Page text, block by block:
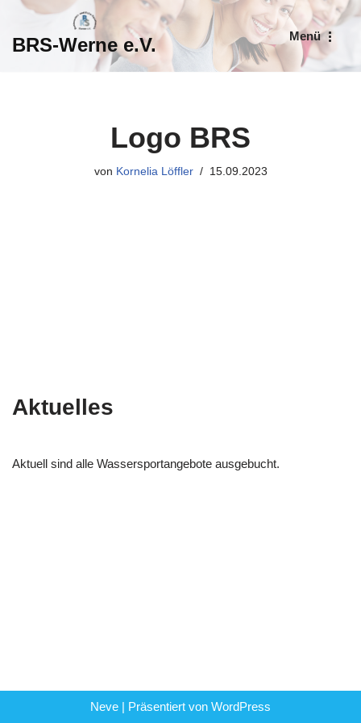
Zum
BRS-Werne e.V. Menü
Logo BRS
von Kornelia Löffler 15.09.2023
Aktuelles
Aktuell sind alle Wassersportangebote ausgebucht.
Neve | Präsentiert von WordPress